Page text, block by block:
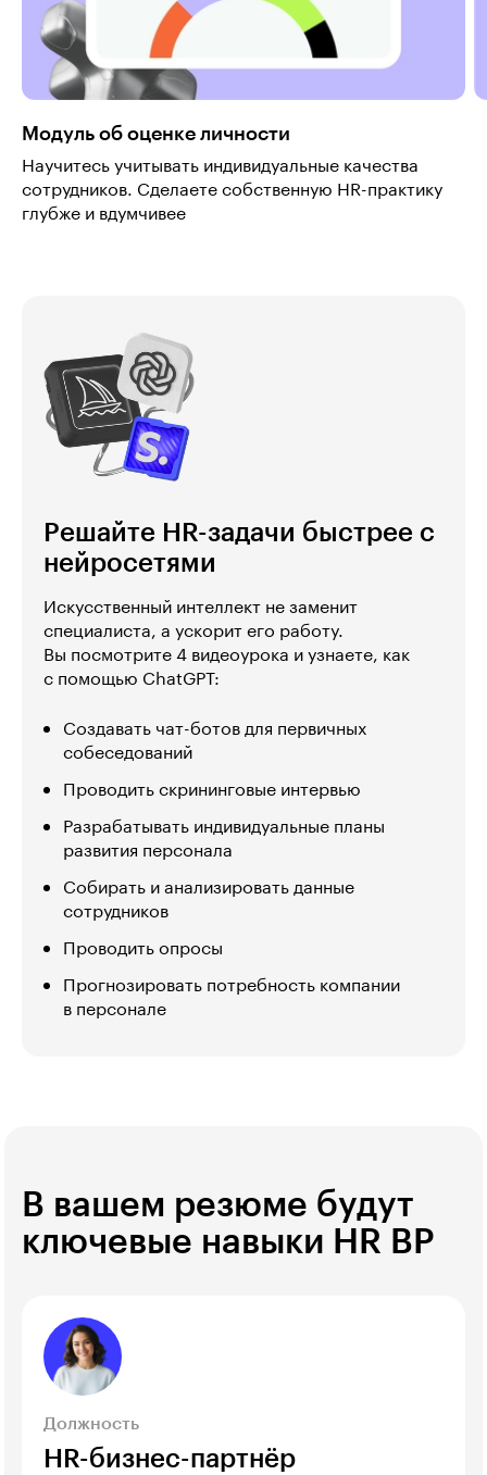
Модуль об оценке личности
Научитесь учитывать индивидуальные качества
сотрудников. Сделаете собственную HR-практику
глубже и вдумчивее
Решайте HR-задачи быстрее с
нейросетями
Искусственный интеллект не заменит
специалиста, а ускорит его работу.
Вы посмотрите 4 видеоурока и узнаете, как
с помощью ChatGPT:
Создавать чат-ботов для первичных
собеседований
Проводить скрининговые интервью
Разрабатывать индивидуальные планы
развития персонала
Собирать и анализировать данные
сотрудников
Проводить опросы
Прогнозировать потребность компании
в персонале
В вашем резюме будут
ключевые навыки HR BP
Должность
HR-бизнес-партнёр